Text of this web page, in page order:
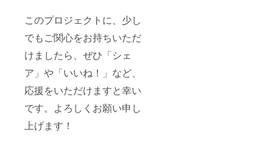
このプロジェクトに、少し
でもご関心をお持ちいただ
けましたら、ぜひ「シェ
ア」や「いいね！」など、
応援をいただけますと幸い
です。よろしくお願い申し
上げます！